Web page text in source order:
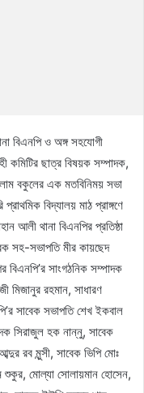
বিএনপি ও অঙ্গ সহযোগী
কমিটির ছাত্র বিষয়ক সম্পাদক,
বকুলের এক মতবিনিময় সভা
বিদ্যালয় মাঠ প্রাঙ্গণে
আলী থানা বিএনপির প্রতিষ্ঠা
সহ-সভাপতি মীর কায়ছেদ
বিএনপি’র সাংগঠনিক সম্পাদক
মিজানুর রহমান, সাধারণ
সাবেক সভাপতি শেখ ইকবাল
সিরাজুল হক নান্নু, সাবেক
রব মুন্সী, সাবেক ভিপি মোঃ
শুকুর, মোল্যা সোলায়মান হোসেন,